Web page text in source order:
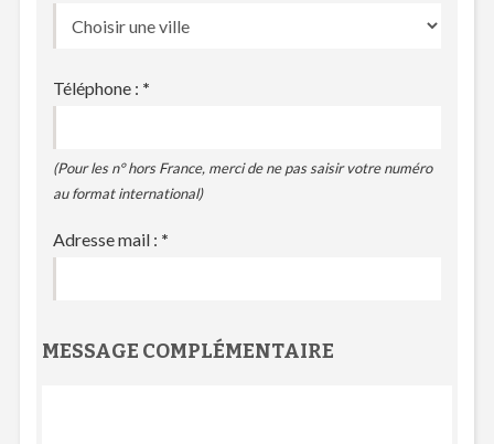
Téléphone : *
(Pour les n° hors France, merci de ne pas saisir votre numéro
au format international)
Adresse mail : *
MESSAGE COMPLÉMENTAIRE